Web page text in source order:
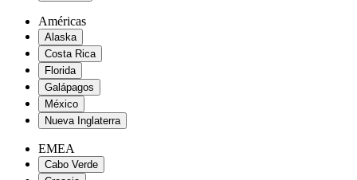
Américas
Alaska
Costa Rica
Florida
Galápagos
México
Nueva Inglaterra
EMEA
Cabo Verde